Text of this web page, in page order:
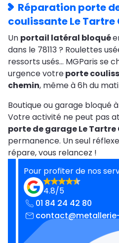
Réparation porte
coulissante Le Tartre
Un portail latéral bloqué
dans le 78113 ? Roulettes
ressorts usés… MGParis se
urgence votreporte
chemin, même à 6h du
Boutique ou garage bloqué
Votre activité ne peut pas
porte de garage Le Tartre
permanence. Un seul
répare, vous relancez !
Pour profiter de nos
4.8/5
01 84 24 42 80